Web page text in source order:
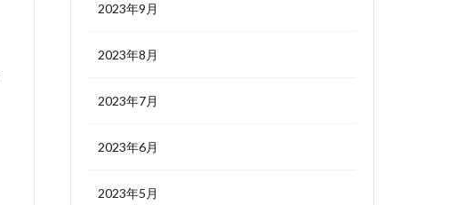
2023年9月
2023年8月
2023年7月
2023年6月
2023年5月